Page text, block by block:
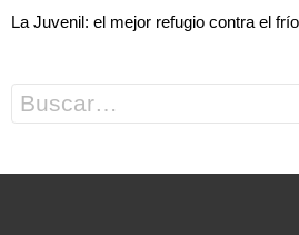
La Juvenil: el mejor refugio contra el frío
for: